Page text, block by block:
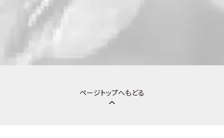
ページトップへもどる